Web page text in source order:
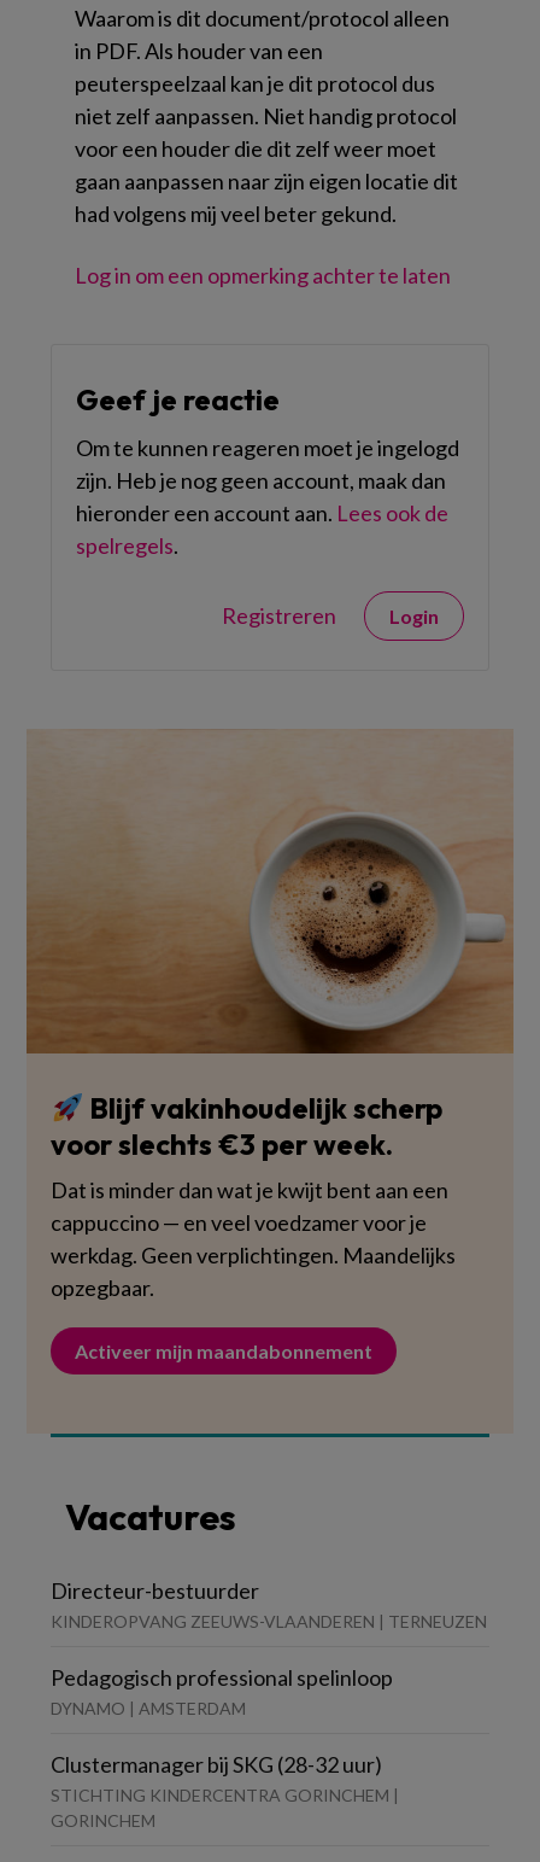
Waarom is dit document/protocol alleen
in PDF. Als houder van een
peuterspeelzaal kan je dit protocol dus
niet zelf aanpassen. Niet handig protocol
voor een houder die dit zelf weer moet
gaan aanpassen naar zijn eigen locatie dit
had volgens mij veel beter gekund.
Log in om een opmerking achter te laten
Geef je reactie
Om te kunnen reageren moet je ingelogd
zijn. Heb je nog geen account, maak dan
hieronder een account aan. Lees ook de
spelregels.
Registreren Login
Blijf vakinhoudelijk scherp
voor slechts €3 per week.
Dat is minder dan wat je kwijt bent aan een
cappuccino — en veel voedzamer voor je
werkdag. Geen verplichtingen. Maandelijks
opzegbaar.
Activeer mijn maandabonnement
Vacatures
Directeur-bestuurder
KINDEROPVANG ZEEUWS-VLAANDEREN | TERNEUZEN
Pedagogisch professional spelinloop
DYNAMO | AMSTERDAM
Clustermanager bij SKG (28-32 uur)
STICHTING KINDERCENTRA GORINCHEM |
GORINCHEM